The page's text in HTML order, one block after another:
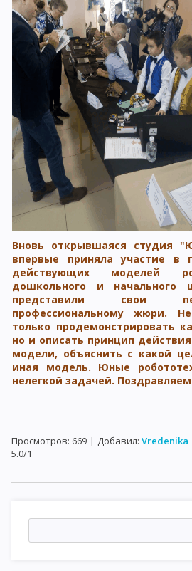
Вновь открывшаяся студия
впервые приняла участие в
действующих моделей
дошкольного и начального
представили свои
профессиональному жюри.
только продемонстрировать
но и описать принцип
модели, объяснить с какой
иная модель. Юные
нелегкой задачей.
Просмотров: 669 | Добавил: Vredenika
5.0/1